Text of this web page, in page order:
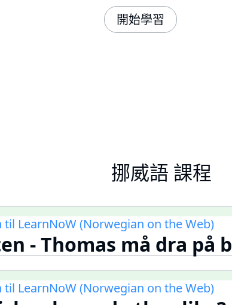
開始學習
挪威語 課程
LearnNoW (Norwegian on the Web)
- Thomas må dra på
LearnNoW (Norwegian on the Web)